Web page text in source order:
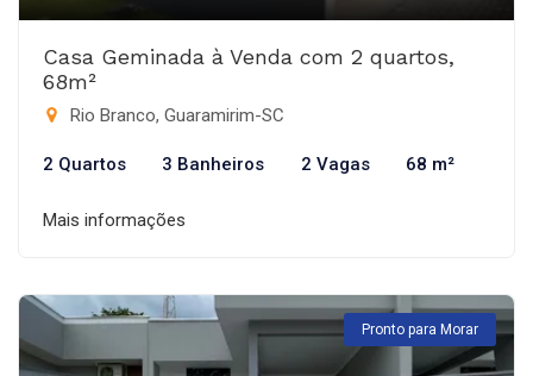
Casa Geminada à Venda com 2 quartos,
68m²
Rio Branco, Guaramirim-SC
2 Quartos 3 Banheiros 2 Vagas 68 m²
Mais informações
Pronto para Morar